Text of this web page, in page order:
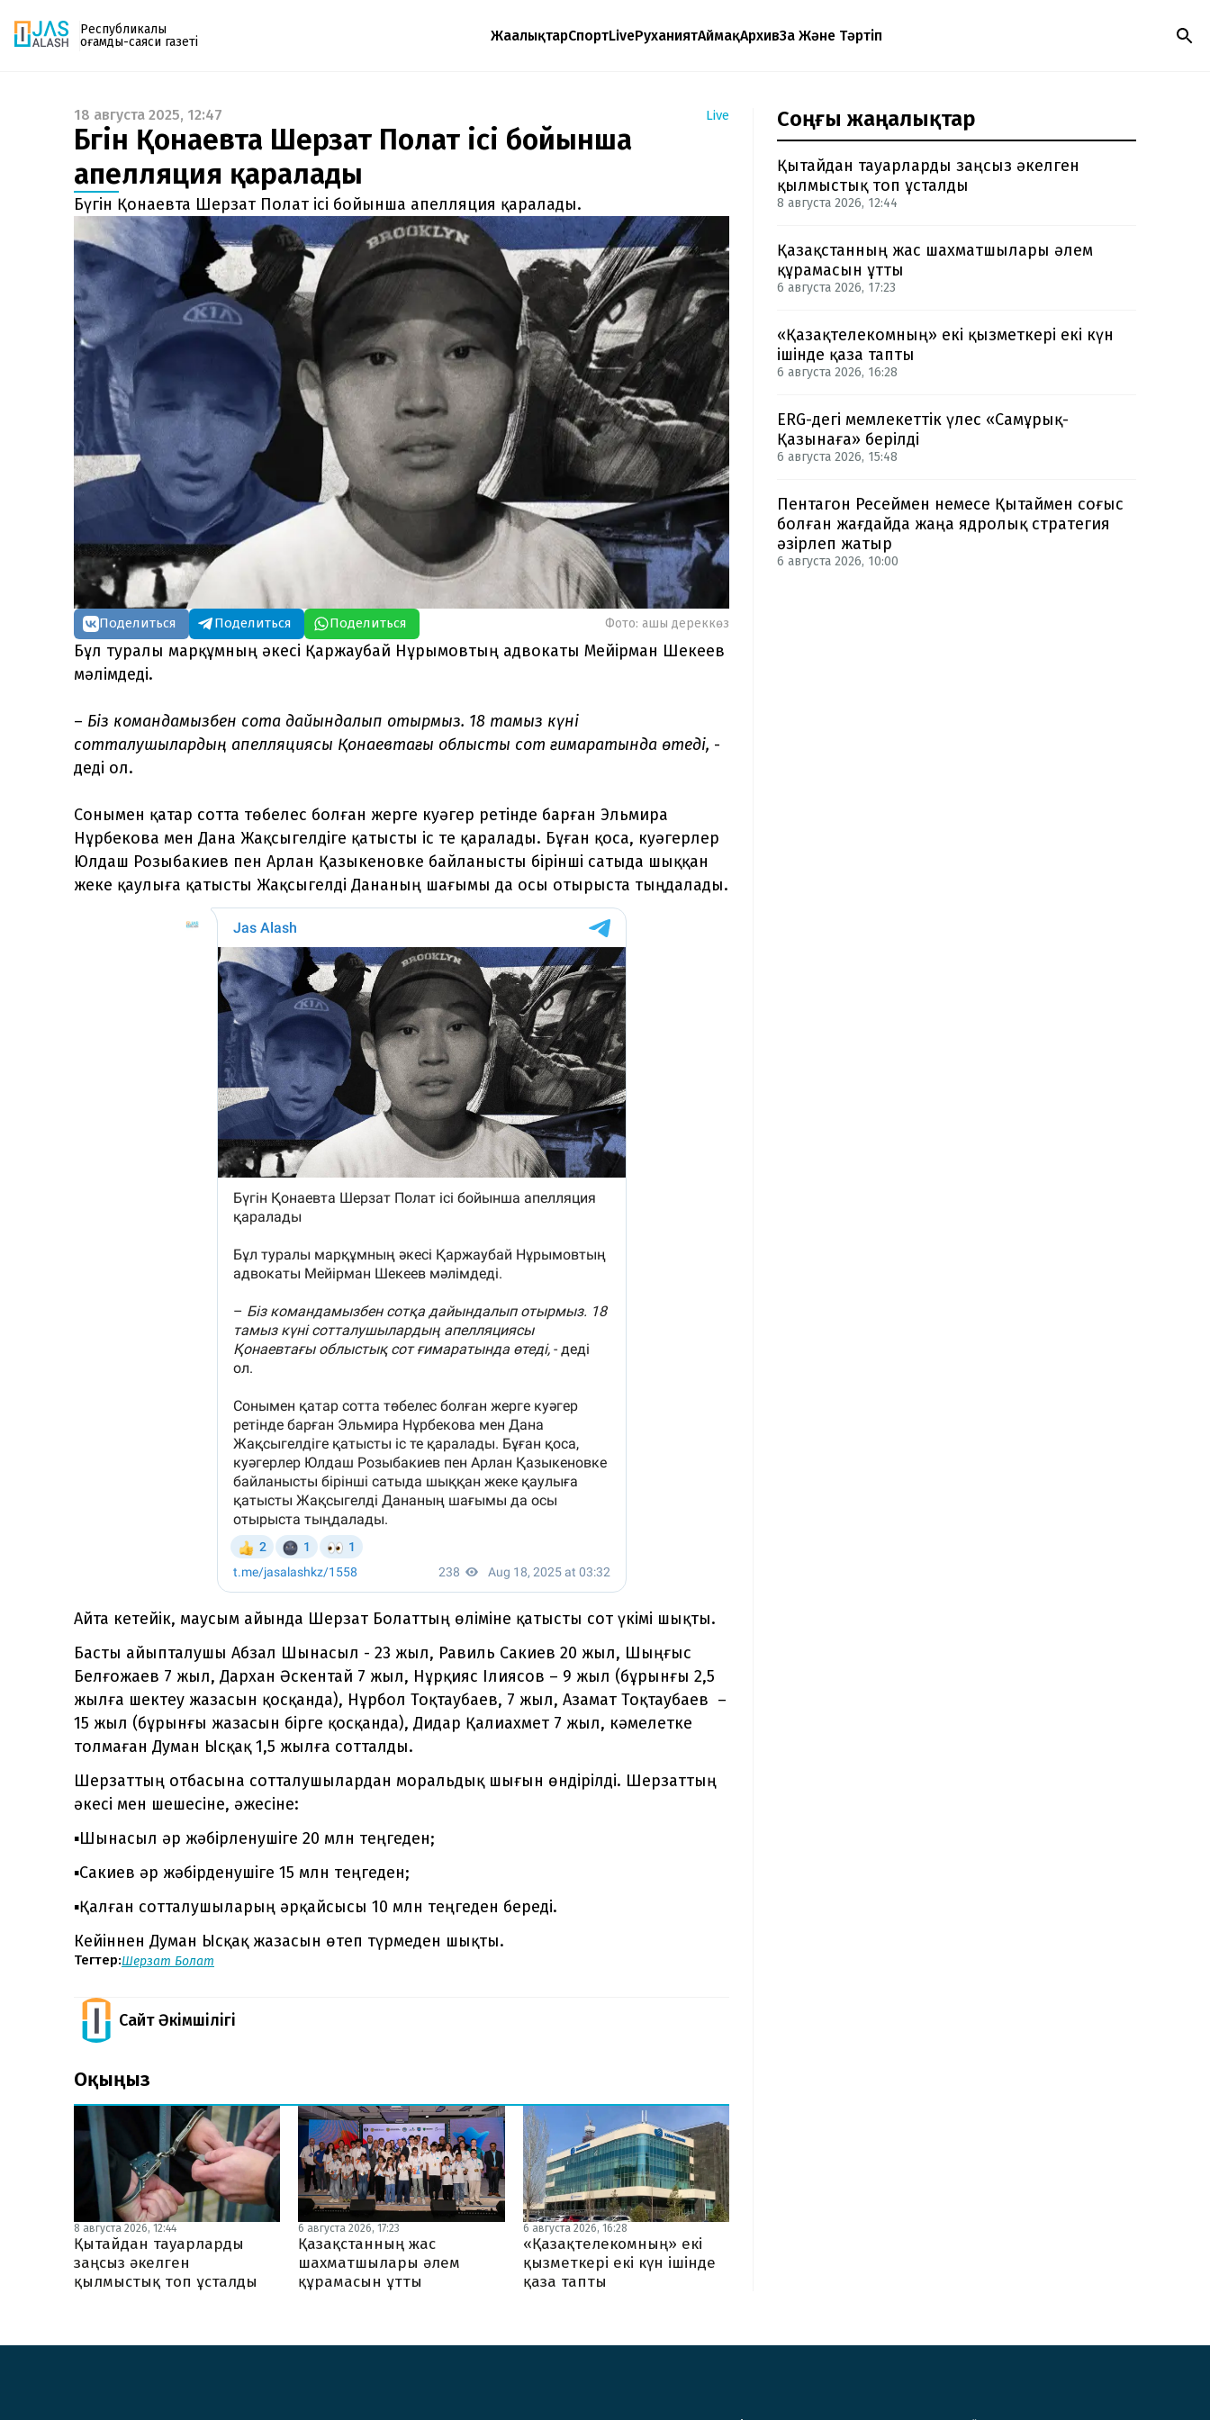
Республикалық
қоғамдық-саяси газеті
ЖаңалықтарСпортLiveРуханиятАймақАрхивЗаң Және Тәртіп
Газетке жазылу
PDF форматтағы газетті ай сайын электронды
поштаңызға алып отырыңыз. Жаңа нөмір
шыққан сәтте сізге бірден жіберіледі. Тек email
енгізіңіз, біз қалғанын өзіміз жібереміз.
18 августа 2025, 12:47 Live
Бүгін Қонаевта Шерзат Полат ісі бойынша
апелляция қаралады
Бүгін Қонаевта Шерзат Полат ісі бойынша апелляция қаралады.
Поделиться Поделиться Поделиться Фото: ашық дереккөз
Бұл туралы марқұмның әкесі Қаржаубай Нұрымовтың адвокаты Мейірман Шекеев
мәлімдеді.
– Біз командамызбен сотқа дайындалып отырмыз. 18 тамыз күні
сотталушылардың апелляциясы Қонаевтағы облыстық сот ғимаратында өтеді, -
деді ол.
Сонымен қатар сотта төбелес болған жерге куәгер ретінде барған Эльмира
Нұрбекова мен Дана Жақсыгелдіге қатысты іс те қаралады. Бұған қоса, куәгерлер
Юлдаш Розыбакиев пен Арлан Қазыкеновке байланысты бірінші сатыда шыққан
жеке қаулыға қатысты Жақсыгелді Дананың шағымы да осы отырыста тыңдалады.
Айта кетейік, маусым айында Шерзат Болаттың өліміне қатысты сот үкімі шықты.
Басты айыпталушы Абзал Шынасыл - 23 жыл, Равиль Сакиев 20 жыл, Шыңғыс
Белғожаев 7 жыл, Дархан Әскентай 7 жыл, Нұрқияс Ілиясов – 9 жыл (бұрынғы 2,5
жылға шектеу жазасын қосқанда), Нұрбол Тоқтаубаев, 7 жыл, Азамат Тоқтаубаев –
15 жыл (бұрынғы жазасын бірге қосқанда), Дидар Қалиахмет 7 жыл, кәмелетке
толмаған Думан Ысқақ 1,5 жылға сотталды.
Шерзаттың отбасына сотталушылардан моральдық шығын өндірілді. Шерзаттың
әкесі мен шешесіне, әжесіне:
▪️Шынасыл әр жәбірленушіге 20 млн теңгеден;
▪️Сакиев әр жәбірденушіге 15 млн теңгеден;
▪️Қалған сотталушыларың әрқайсысы 10 млн теңгеден береді.
Кейіннен Думан Ысқақ жазасын өтеп түрмеден шықты.
Тегтер:Шерзат Болат
Сайт Әкімшілігі
Оқыңыз
8 августа 2026, 12:44
Қытайдан тауарларды
заңсыз әкелген
қылмыстық топ ұсталды
6 августа 2026, 17:23
Қазақстанның жас
шахматшылары әлем
құрамасын ұтты
6 августа 2026, 16:28
«Қазақтелекомның» екі
қызметкері екі күн ішінде
қаза тапты
Соңғы жаңалықтар
Қытайдан тауарларды заңсыз әкелген
қылмыстық топ ұсталды
8 августа 2026, 12:44
Қазақстанның жас шахматшылары әлем
құрамасын ұтты
6 августа 2026, 17:23
«Қазақтелекомның» екі қызметкері екі күн
ішінде қаза тапты
6 августа 2026, 16:28
ERG-дегі мемлекеттік үлес «Самұрық-
Қазынаға» берілді
6 августа 2026, 15:48
Пентагон Ресеймен немесе Қытаймен соғыс
болған жағдайда жаңа ядролық стратегия
әзірлеп жатыр
6 августа 2026, 10:00